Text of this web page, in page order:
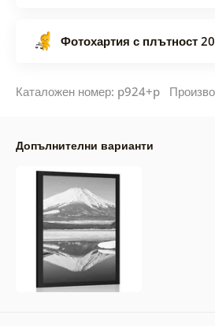
Фотохартия с плътност
Каталожен номер: p924+p
Допълнителни варианти